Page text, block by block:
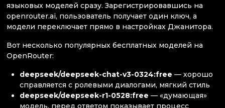
языковых моделей сразу. Зарегистрировавшись на
openrouter.ai, пользователь получает один ключ, а
модели переключает прямо в настройках Джанитора.
Вот несколько популярных бесплатных моделей на
OpenRouter:
deepseek/deepseek-chat-v3-0324:free — хорошо
справляется с ролевыми диалогами, мягкий стиль
deepseek/deepseek-r1-0528:free — «думающая»
модель, перед ответом показывает процесс